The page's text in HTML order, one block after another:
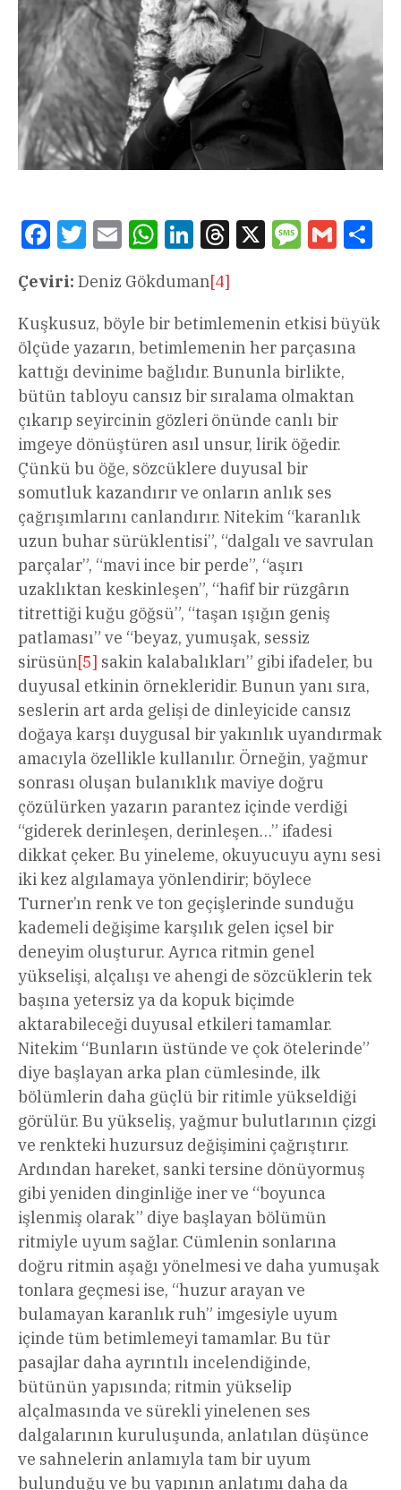
FacebookTwitterEmail WhatsAppLinkedInThreads
X Message
Gmail
Çeviri: Deniz Gökduman[4]
Kuşkusuz, böyle bir betimlemenin etkisi büyük
ölçüde yazarın, betimlemenin her parçasına
kattığı devinime bağlıdır. Bununla birlikte,
bütün tabloyu cansız bir sıralama olmaktan
çıkarıp seyircinin gözleri önünde canlı bir
imgeye dönüştüren asıl unsur, lirik öğedir.
Çünkü bu öğe, sözcüklere duyusal bir
somutluk kazandırır ve onların anlık ses
çağrışımlarını canlandırır. Nitekim “karanlık
uzun buhar sürüklentisi”, “dalgalı ve savrulan
parçalar”, “mavi ince bir perde”, “aşırı
uzaklıktan keskinleşen”, “hafif bir rüzgârın
titrettiği kuğu göğsü”, “taşan ışığın geniş
patlaması” ve “beyaz, yumuşak, sessiz
sirüsün[5] sakin kalabalıkları” gibi ifadeler, bu
duyusal etkinin örnekleridir. Bunun yanı sıra,
seslerin art arda gelişi de dinleyicide cansız
doğaya karşı duygusal bir yakınlık uyandırmak
amacıyla özellikle kullanılır. Örneğin, yağmur
sonrası oluşan bulanıklık maviye doğru
çözülürken yazarın parantez içinde verdiği
“giderek derinleşen, derinleşen…” ifadesi
dikkat çeker. Bu yineleme, okuyucuyu aynı sesi
iki kez algılamaya yönlendirir; böylece
Turner’ın renk ve ton geçişlerinde sunduğu
kademeli değişime karşılık gelen içsel bir
deneyim oluşturur. Ayrıca ritmin genel
yükselişi, alçalışı ve ahengi de sözcüklerin tek
başına yetersiz ya da kopuk biçimde
aktarabileceği duyusal etkileri tamamlar.
Nitekim “Bunların üstünde ve çok ötelerinde”
diye başlayan arka plan cümlesinde, ilk
bölümlerin daha güçlü bir ritimle yükseldiği
görülür. Bu yükseliş, yağmur bulutlarının çizgi
ve renkteki huzursuz değişimini çağrıştırır.
Ardından hareket, sanki tersine dönüyormuş
gibi yeniden dinginliğe iner ve “boyunca
işlenmiş olarak” diye başlayan bölümün
ritmiyle uyum sağlar. Cümlenin sonlarına
doğru ritmin aşağı yönelmesi ve daha yumuşak
tonlara geçmesi ise, “huzur arayan ve
bulamayan karanlık ruh” imgesiyle uyum
içinde tüm betimlemeyi tamamlar. Bu tür
pasajlar daha ayrıntılı incelendiğinde,
bütünün yapısında; ritmin yükselip
alçalmasında ve sürekli yinelenen ses
dalgalarının kuruluşunda, anlatılan düşünce
ve sahnelerin anlamıyla tam bir uyum
bulunduğu ve bu yapının anlatımı daha da